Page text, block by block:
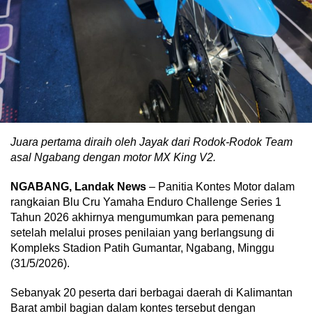
Juara pertama diraih oleh Jayak dari Rodok-Rodok Team
asal Ngabang dengan motor MX King V2.
NGABANG, Landak News – Panitia Kontes Motor dalam
rangkaian Blu Cru Yamaha Enduro Challenge Series 1
Tahun 2026 akhirnya mengumumkan para pemenang
setelah melalui proses penilaian yang berlangsung di
Kompleks Stadion Patih Gumantar, Ngabang, Minggu
(31/5/2026).
Sebanyak 20 peserta dari berbagai daerah di Kalimantan
Barat ambil bagian dalam kontes tersebut dengan